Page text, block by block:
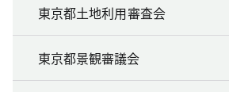
東京都土地利用審査会
東京都景観審議会